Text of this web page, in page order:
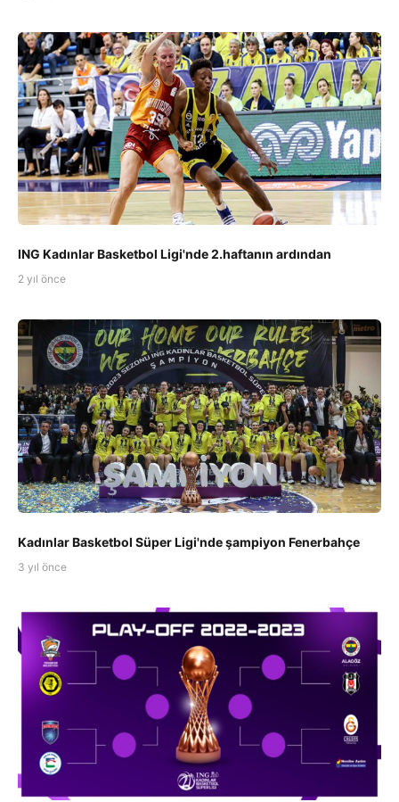
ING Kadınlar Basketbol Ligi'nde 2.haftanın ardından
2 yıl önce
Kadınlar Basketbol Süper Ligi'nde şampiyon Fenerbahçe
3 yıl önce